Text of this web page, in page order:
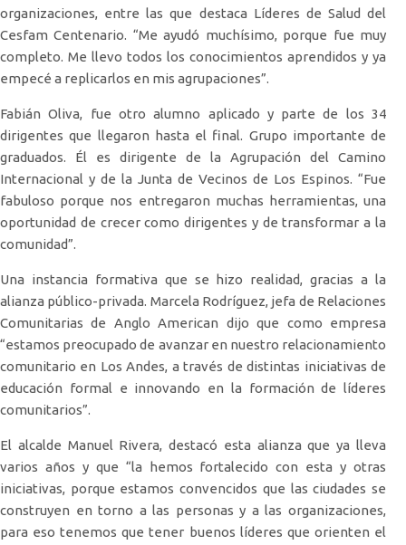
organizaciones, entre las que destaca Líderes de Salud del
Cesfam Centenario. “Me ayudó muchísimo, porque fue muy
completo. Me llevo todos los conocimientos aprendidos y ya
empecé a replicarlos en mis agrupaciones”.
Fabián Oliva, fue otro alumno aplicado y parte de los 34
dirigentes que llegaron hasta el final. Grupo importante de
graduados. Él es dirigente de la Agrupación del Camino
Internacional y de la Junta de Vecinos de Los Espinos. “Fue
fabuloso porque nos entregaron muchas herramientas, una
oportunidad de crecer como dirigentes y de transformar a la
comunidad”.
Una instancia formativa que se hizo realidad, gracias a la
alianza público-privada. Marcela Rodríguez, jefa de Relaciones
Comunitarias de Anglo American dijo que como empresa
“estamos preocupado de avanzar en nuestro relacionamiento
comunitario en Los Andes, a través de distintas iniciativas de
educación formal e innovando en la formación de líderes
comunitarios”.
El alcalde Manuel Rivera, destacó esta alianza que ya lleva
varios años y que “la hemos fortalecido con esta y otras
iniciativas, porque estamos convencidos que las ciudades se
construyen en torno a las personas y a las organizaciones,
para eso tenemos que tener buenos líderes que orienten el